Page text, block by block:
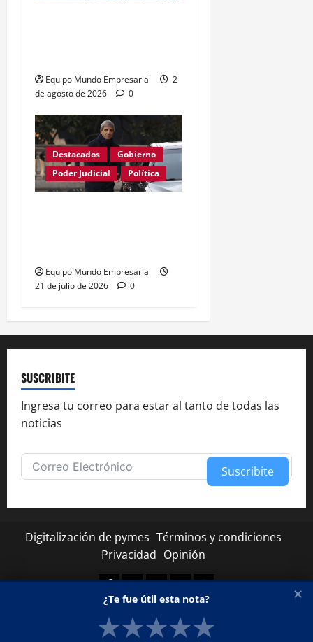
Equipo Mundo Empresarial
2
de agosto de 2026
0
Destacados
Gobierno
Poder Judicial
Política
Equipo Mundo Empresarial
21 de julio de 2026
0
SUSCRIBITE
Ingresa tu correo para estar al tanto de todas las
noticias
Suscribite
Digitalización de pymes Términos y condiciones
Privacidad Opinión
Facebook
TwitterLinkedinYoutubeInstagram
Copyright © Todos los derechos reservados.
MoreNews
por AF themes.
✕
¿Te fue útil esta nota?
★★★★★